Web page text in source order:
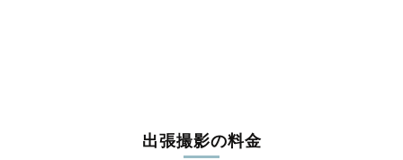
出張撮影の料金